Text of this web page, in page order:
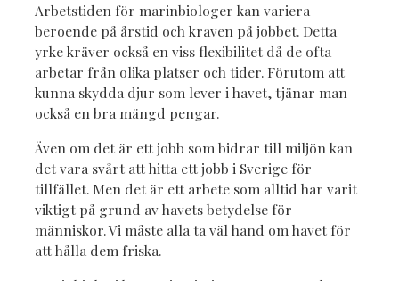
Arbetstiden för marinbiologer kan variera
beroende på årstid och kraven på jobbet. Detta
yrke kräver också en viss flexibilitet då de ofta
arbetar från olika platser och tider. Förutom att
kunna skydda djur som lever i havet, tjänar man
också en bra mängd pengar.
Även om det är ett jobb som bidrar till miljön kan
det vara svårt att hitta ett jobb i Sverige för
tillfället. Men det är ett arbete som alltid har varit
viktigt på grund av havets betydelse för
människor. Vi måste alla ta väl hand om havet för
att hålla dem friska.